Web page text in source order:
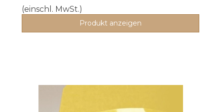
(einschl. MwSt.)
Produkt anzeigen